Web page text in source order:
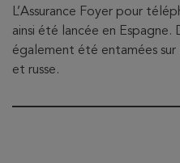
L’Assurance Foyer pour
ainsi été lancée en Espagne.
également été entamées sur
et russe.